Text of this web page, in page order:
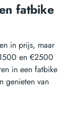
fatbike
in prijs, maar
en €2500
in een fatbike
genieten van